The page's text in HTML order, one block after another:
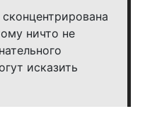
ничто не
исказить